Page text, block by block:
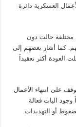
العسكرية دائرة
مختلفة حالت دون
كما أشار بعضهم إلى
العودة أكثر تعقيداً
على انتهاء الأعمال
وجود آليات فعالة
أو التهديدات.